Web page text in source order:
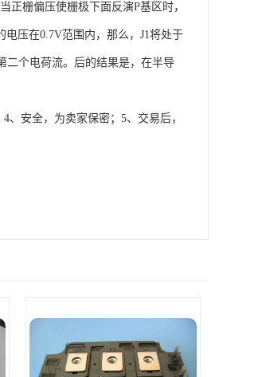
正栅偏压使栅极下面反演P基区时，
压在0.7V范围内，那么，J1将处于
二个电荷流。后的结果是，在半导
安全，为卖家保密；5、交易后，